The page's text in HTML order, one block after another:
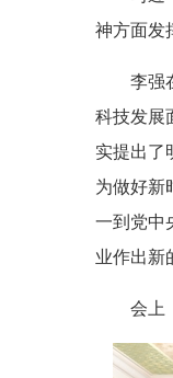
神方面发
李强
科技发展
实提出了
为做好新
一到党中
业作出新
会上